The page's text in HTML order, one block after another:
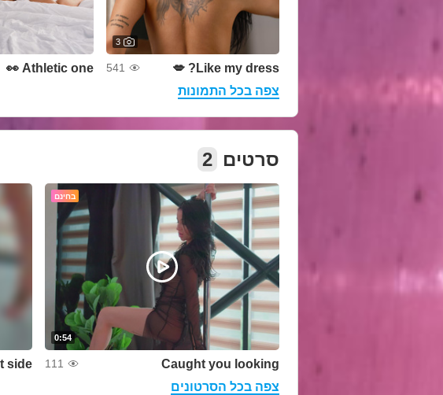
3
Like my dress? 💋
541
Athletic one 👀
צפה בכל התמונות
סרטים 2
בחינם
0:54
Caught you looking
111
side
צפה בכל הסרטונים